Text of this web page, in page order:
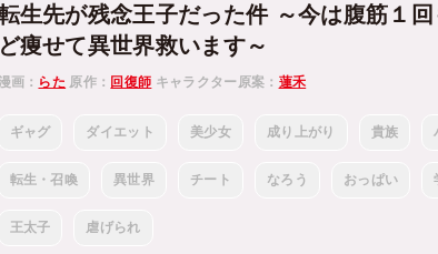
生先が残念王子だった件 ～今は腹筋１
ど痩せて異世界救います～
画： らた 原作： 回復師 キャラクター原案： 蓮禾
ギャグ ダイエット 美少女 成り上がり 貴族
転生・召喚 異世界 チート なろう おっぱい
王太子 虐げられ